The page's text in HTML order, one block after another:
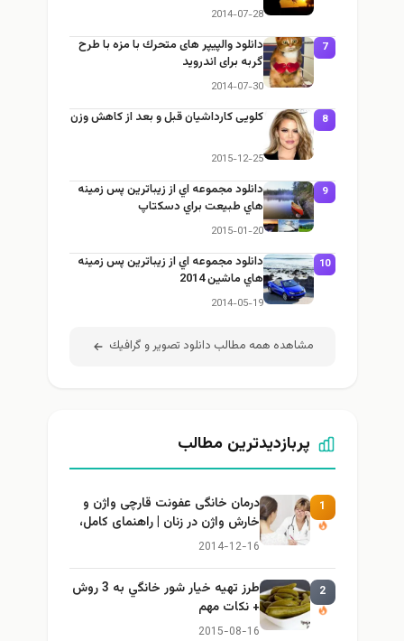
2014-07-28
7
دانلود والپیپر های متحرك با مزه با طرح
گربه برای اندروید
2014-07-30
8 کلویی کارداشیان قبل و بعد از کاهش وزن
2015-12-25
9
دانلود مجموعه اي از زيباترين پس زمينه
هاي طبيعت براي دسكتاپ
2015-01-20
10
دانلود مجموعه اي از زيباترين پس زمينه
هاي ماشين 2014
2014-05-19
مشاهده همه مطالب دانلود تصوير و گرافيك
پربازدیدترین مطالب
1
درمان خانگی عفونت قارچی واژن و
خارش واژن در زنان | راهنمای کامل،
ایمن و کاربردی
2014-12-16
2
طرز تهيه خیار شور خانگي به 3 روش
+ نكات مهم
2015-08-16